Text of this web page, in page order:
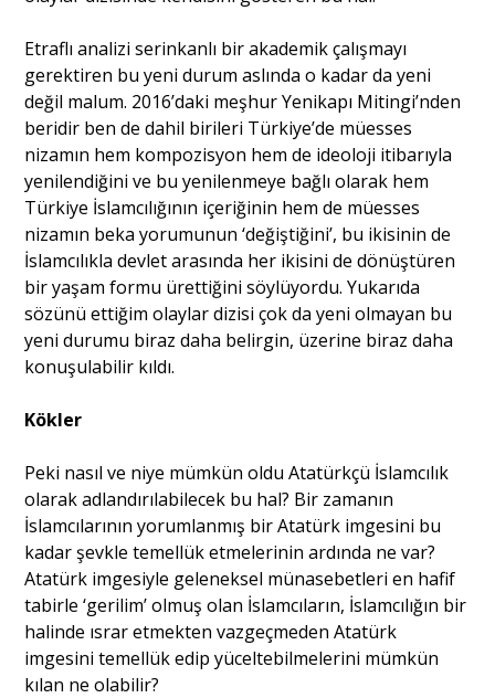
Etraflı analizi serinkanlı bir akademik çalışmayı
gerektiren bu yeni durum aslında o kadar da yeni
değil malum. 2016’daki meşhur Yenikapı Mitingi’nden
beridir ben de dahil birileri Türkiye’de müesses
nizamın hem kompozisyon hem de ideoloji itibarıyla
yenilendiğini ve bu yenilenmeye bağlı olarak hem
Türkiye İslamcılığının içeriğinin hem de müesses
nizamın beka yorumunun ‘değiştiğini’, bu ikisinin de
İslamcılıkla devlet arasında her ikisini de dönüştüren
bir yaşam formu ürettiğini söylüyordu. Yukarıda
sözünü ettiğim olaylar dizisi çok da yeni olmayan bu
yeni durumu biraz daha belirgin, üzerine biraz daha
konuşulabilir kıldı.
Kökler
Peki nasıl ve niye mümkün oldu Atatürkçü İslamcılık
olarak adlandırılabilecek bu hal? Bir zamanın
İslamcılarının yorumlanmış bir Atatürk imgesini bu
kadar şevkle temellük etmelerinin ardında ne var?
Atatürk imgesiyle geleneksel münasebetleri en hafif
tabirle ‘gerilim’ olmuş olan İslamcıların, İslamcılığın bir
halinde ısrar etmekten vazgeçmeden Atatürk
imgesini temellük edip yüceltebilmelerini mümkün
kılan ne olabilir?